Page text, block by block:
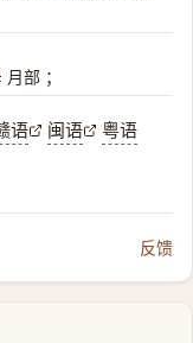
部 ；
语 闽语
粤语
反馈